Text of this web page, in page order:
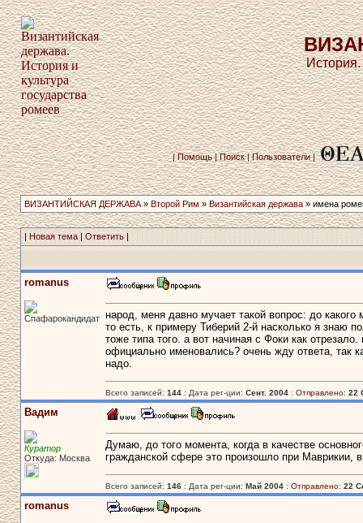
|Помощь|Поиск|Пользователи|
ВИЗАНТИЙСКАЯ ДЕРЖАВА» Второй Рим » Византийская держава» имена
| Новая тема|Ответить|
romanus
Спафарокандидат
народ, меня давно мучает такой вопрос: до
то есть, к примеру Тиберий 2-й насколько я знаю
тоже типа того. а вот начиная с Фоки как
официально именовались? очень жду ответа, так
надо.
Всего записей: 144: Дата рег-ции: Сент. 2004: Отправлено: 22
Вадим
Куратор
Откуда: Москва
Думаю, до того момента, когда в качестве
гражданской сфере это произошло при Маврикии,
Всего записей: 146: Дата рег-ции: Май 2004: Отправлено: 22
romanus